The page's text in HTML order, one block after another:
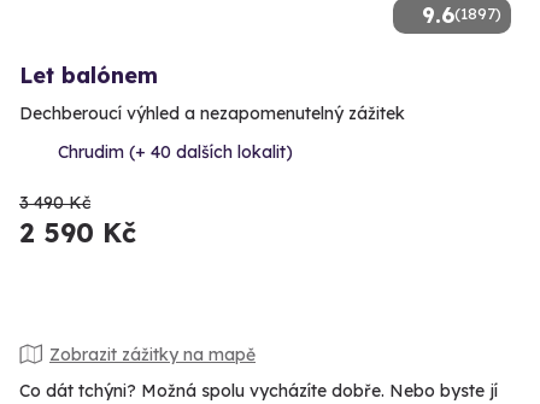
9.6(1897)
Let balónem
Dechberoucí výhled a nezapomenutelný zážitek
Chrudim (+ 40 dalších lokalit)
3 490 Kč
2 590 Kč
Zobrazit zážitky na mapě
Co dát tchýni? Možná spolu vycházíte dobře. Nebo byste jí